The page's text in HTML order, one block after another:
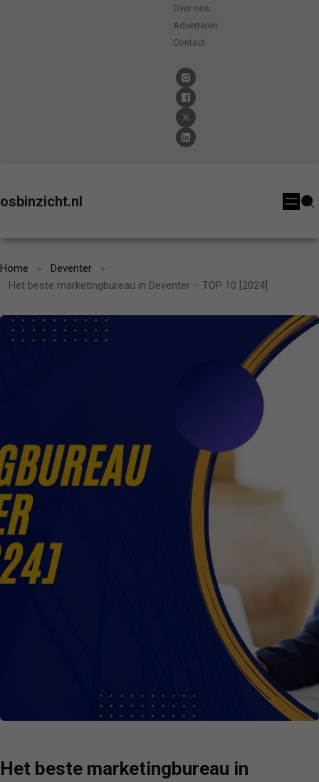
Over ons
Adverteren
Contact
osbinzicht.nl
Home
Deventer
Het beste marketingbureau in Deventer – TOP 10 [2024]
Het beste marketingbureau in